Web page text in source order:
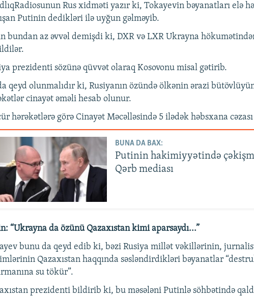
Rus xidməti yazır ki, Tokayevin bəyanatları elə
Putinin dedikləri ilə uyğun gəlməyib.
bundan az əvvəl demişdi ki, DXR və LXR Ukrayna
prezidenti sözünə qüvvət olaraq Kosovonu misal gətirib.
qeyd olunmalıdır ki, Rusiyanın özündə ölkənin ərazi
cinayət əməli hesab olunur.
hərəkətlərə görə Cinayət Məcəlləsində 5 ilədək həbsxana
BUNA DA BAX:
Putinin hakimiyyətində
Qərb mediası
“Ukrayna da özünü Qazaxıstan kimi aparsaydı...”
bunu da qeyd edib ki, bəzi Rusiya millət vəkillərinin,
Qazaxıstan haqqında səsləndirdikləri bəyanatlar
su tökür”.
prezidenti bildirib ki, bu məsələni Putinlə söhbətində